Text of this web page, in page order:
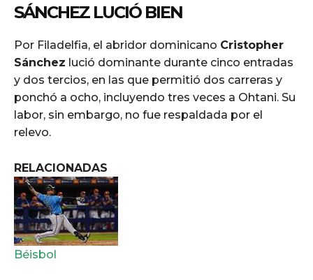
SÁNCHEZ LUCIÓ BIEN
Por Filadelfia, el abridor dominicano Cristopher
Sánchez lució dominante durante cinco entradas
y dos tercios, en las que permitió dos carreras y
ponchó a ocho, incluyendo tres veces a Ohtani. Su
labor, sin embargo, no fue respaldada por el
relevo.
RELACIONADAS
Béisbol